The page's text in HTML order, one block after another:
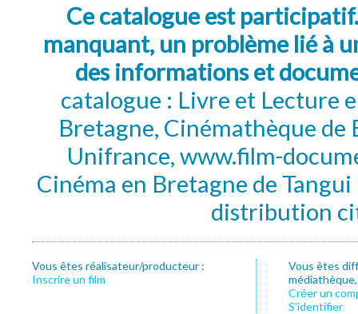
Ce catalogue est
manquant, un problème lié à
des informations et
catalogue : Livre et Lecture
Bretagne, Cinémathèque de
Unifrance, www.film-
Cinéma en Bretagne de
distribution
Vous êtes réalisateur/producteur :
Inscrire un film
Vous êtes
Créer un
S’identifier